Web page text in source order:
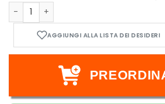
Bitty POP! Helmet & Player: NFL -